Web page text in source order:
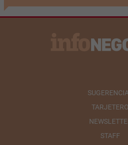
TARJETERO
STAFF